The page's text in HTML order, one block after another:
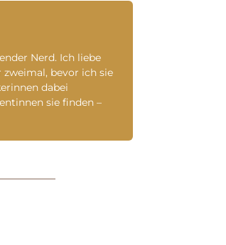
Nerd. Ich liebe
bevor ich sie
dabei
sie finden –